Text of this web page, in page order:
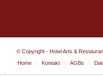
© Copyright - Hotel Arts &
Home
Kontakt AGBs